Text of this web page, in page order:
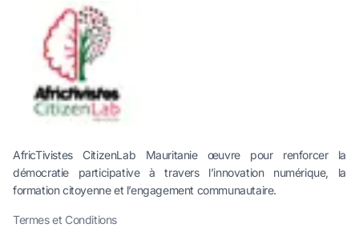
AfricTivistes CitizenLab Mauritanie œuvre pour renforcer la
démocratie participative à travers l’innovation numérique, la
formation citoyenne et l’engagement communautaire.
Termes et Conditions